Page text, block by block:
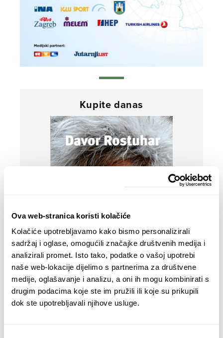
Ova web-stranica koristi kolačiće
Kolačiće upotrebljavamo kako bismo personalizirali
sadržaj i oglase, omogućili značajke društvenih medija i
analizirali promet. Isto tako, podatke o vašoj upotrebi
naše web-lokacije dijelimo s partnerima za društvene
medije, oglašavanje i analizu, a oni ih mogu kombinirati s
drugim podacima koje ste im pružili ili koje su prikupili
dok ste upotrebljavali njihove usluge.
Kupite danas
Davor Rostuhar – Polarni san